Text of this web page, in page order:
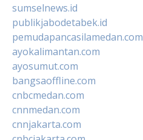
sumselnews.id
publikjabodetabek.id
pemudapancasilamedan.com
ayokalimantan.com
ayosumut.com
bangsaoffline.com
cnbcmedan.com
cnnmedan.com
cnnjakarta.com